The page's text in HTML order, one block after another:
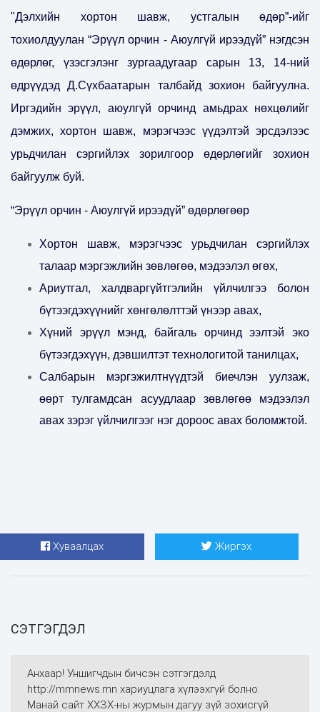
"Дэлхийн хортон шавж, устгалын өдөр”-ийг
тохиолдуулан “Эрүүл орчин - Аюулгүй ирээдүй” нэгдсэн
өдөрлөг, үзэсгэлэнг зургаадугаар сарын 13, 14-ний
өдрүүдэд Д.Сүхбаатарын талбайд зохион байгуулна.
Иргэдийн эрүүл, аюулгүй орчинд амьдрах нөхцөлийг
дэмжих, хортон шавж, мэрэгчээс үүдэлтэй эрсдэлээс
урьдчилан сэргийлэх зорилгоор өдөрлөгийг зохион
байгуулж буй.
“Эрүүл орчин - Аюулгүй ирээдүй” өдөрлөгөөр
Хортон шавж, мэрэгчээс урьдчилан сэргийлэх
талаар мэргэжлийн зөвлөгөө, мэдээлэл өгөх,
Ариутгал, халдваргүйтгэлийн үйлчилгээ болон
бүтээгдэхүүнийг хөнгөлөлттэй үнээр авах,
Хүний эрүүл мэнд, байгаль орчинд ээлтэй эко
бүтээгдэхүүн, дэвшилтэт технологитой танилцах,
Салбарын мэргэжилтнүүдтэй биечлэн уулзаж,
өөрт тулгамдсан асуудлаар зөвлөгөө мэдээлэл
авах зэрэг үйлчилгээг нэг дороос авах боломжтой.
Хуваалцах Жиргэх
СЭТГЭГДЭЛ
Анхаар! Уншигчдын бичсэн сэтгэгдэлд
http://mmnews.mn хариуцлага хүлээхгүй болно.
Манай сайт ХХЗХ-ны журмын дагуу зүй зохисгүй